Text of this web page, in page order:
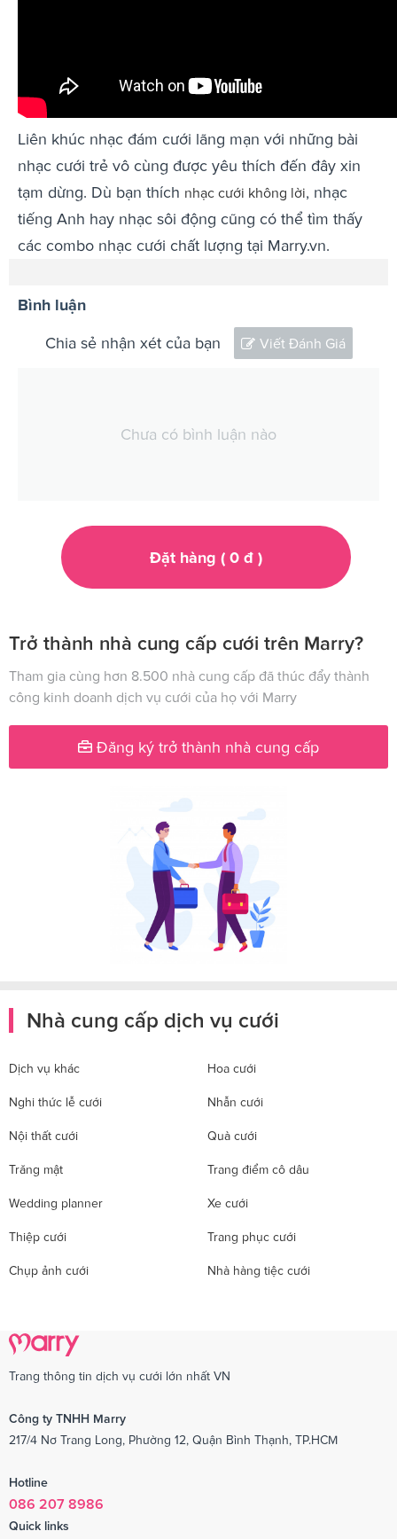
Liên khúc nhạc đám cưới lãng mạn với những bài
nhạc cưới trẻ vô cùng được yêu thích đến đây xin
tạm dừng. Dù bạn thích nhạc cưới không lời, nhạc
tiếng Anh hay nhạc sôi động cũng có thể tìm thấy
các combo nhạc cưới chất lượng tại Marry.vn.
Bình luận
Chia sẻ nhận xét của bạn Viết Đánh Giá
Chưa có bình luận nào
Đặt hàng ( 0đ )
Trở thành nhà cung cấp cưới trên Marry?
Tham gia cùng hơn 8.500 nhà cung cấp đã thúc đẩy thành
công kinh doanh dịch vụ cưới của họ với Marry
Đăng ký trở thành nhà cung cấp
Nhà cung cấp dịch vụ cưới
Dịch vụ khác Hoa cưới
Nghi thức lễ cưới Nhẫn cưới
Nội thất cưới Quà cưới
Trăng mật Trang điểm cô dâu
Wedding planner Xe cưới
Thiệp cưới Trang phục cưới
Chụp ảnh cưới Nhà hàng tiệc cưới
Trang thông tin dịch vụ cưới lớn nhất VN
Công ty TNHH Marry
217/4 Nơ Trang Long, Phường 12, Quận Bình Thạnh, TP.HCM
Hotline
086 207 8986
Quick links